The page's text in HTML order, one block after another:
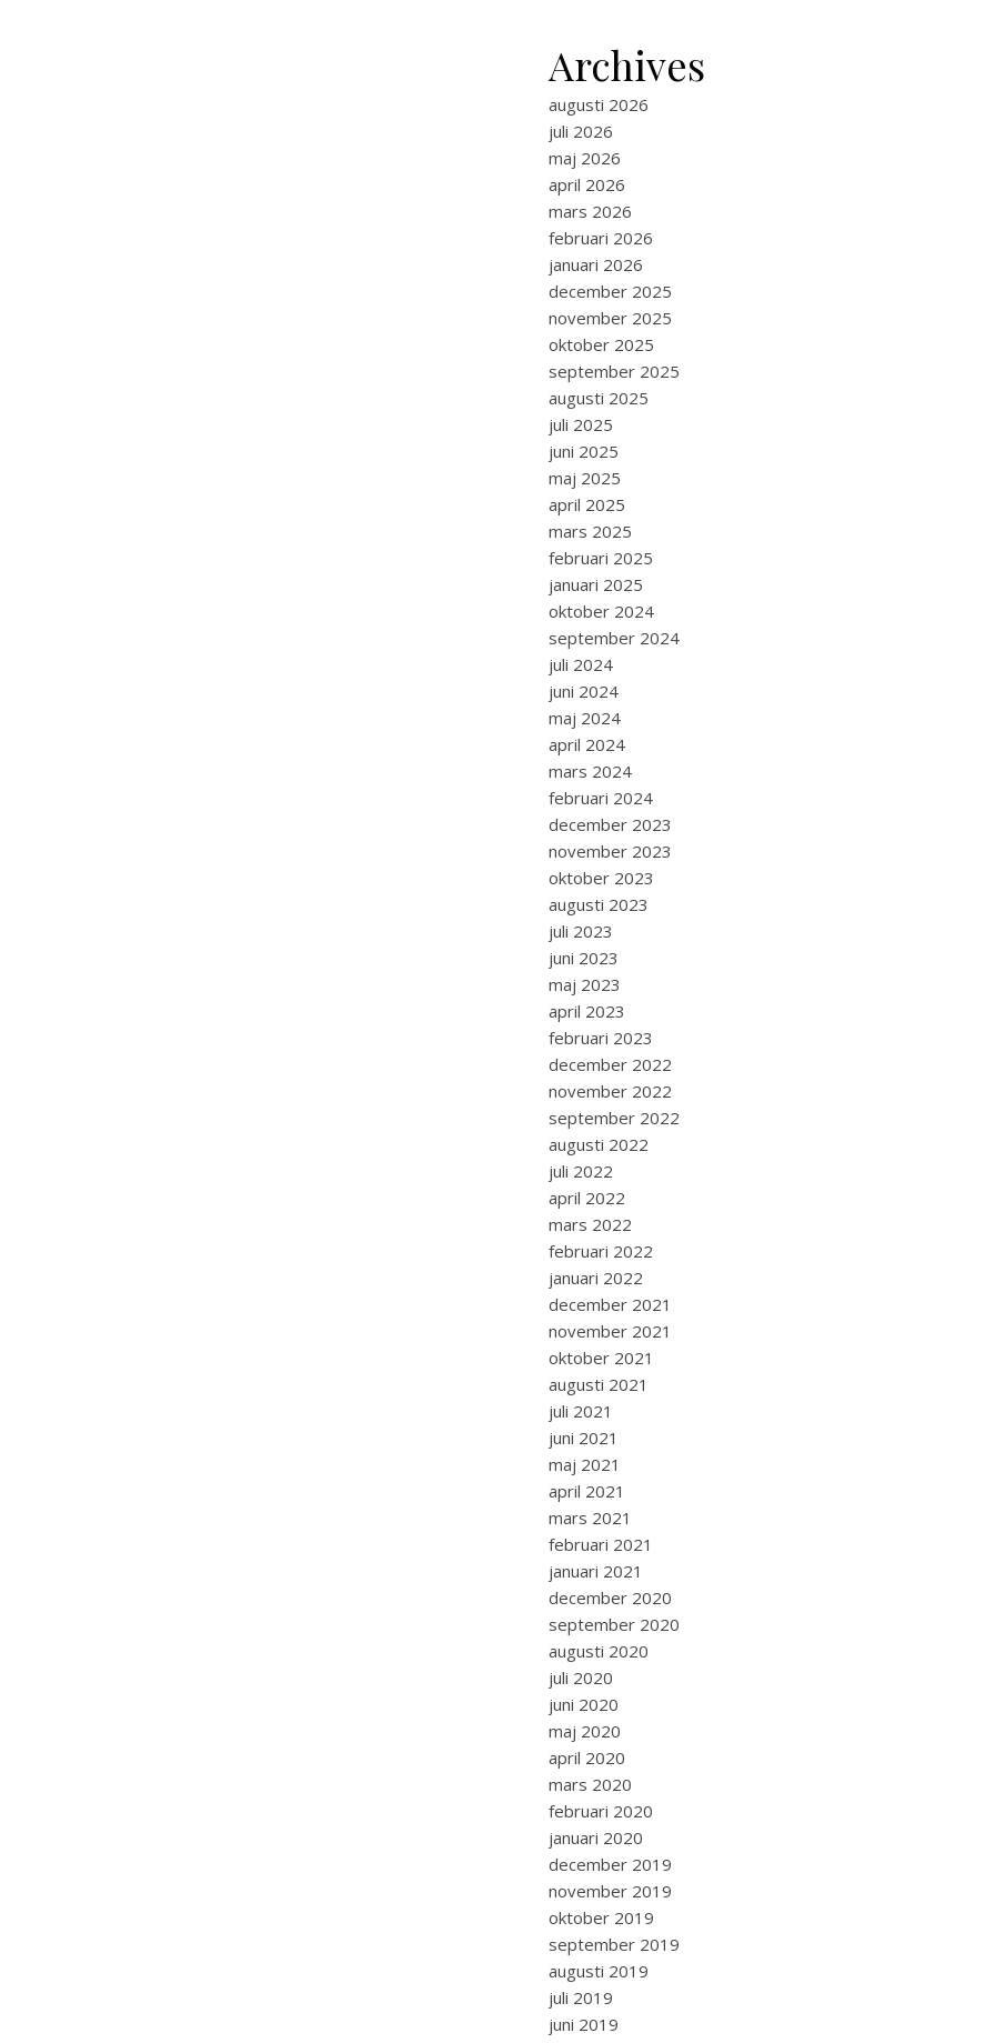
Archives
augusti 2026
juli 2026
maj 2026
april 2026
mars 2026
februari 2026
januari 2026
december 2025
november 2025
oktober 2025
september 2025
augusti 2025
juli 2025
juni 2025
maj 2025
april 2025
mars 2025
februari 2025
januari 2025
oktober 2024
september 2024
juli 2024
juni 2024
maj 2024
april 2024
mars 2024
februari 2024
december 2023
november 2023
oktober 2023
augusti 2023
juli 2023
juni 2023
maj 2023
april 2023
februari 2023
december 2022
november 2022
september 2022
augusti 2022
juli 2022
april 2022
mars 2022
februari 2022
januari 2022
december 2021
november 2021
oktober 2021
augusti 2021
juli 2021
juni 2021
maj 2021
april 2021
mars 2021
februari 2021
januari 2021
december 2020
september 2020
augusti 2020
juli 2020
juni 2020
maj 2020
april 2020
mars 2020
februari 2020
januari 2020
december 2019
november 2019
oktober 2019
september 2019
augusti 2019
juli 2019
juni 2019